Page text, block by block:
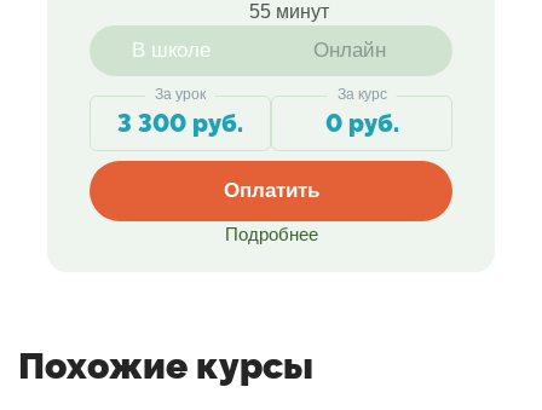
55 минут
В школе Онлайн
За урок
3 300 руб.
За курс
0 руб.
Оплатить
Подробнее
Похожие курсы